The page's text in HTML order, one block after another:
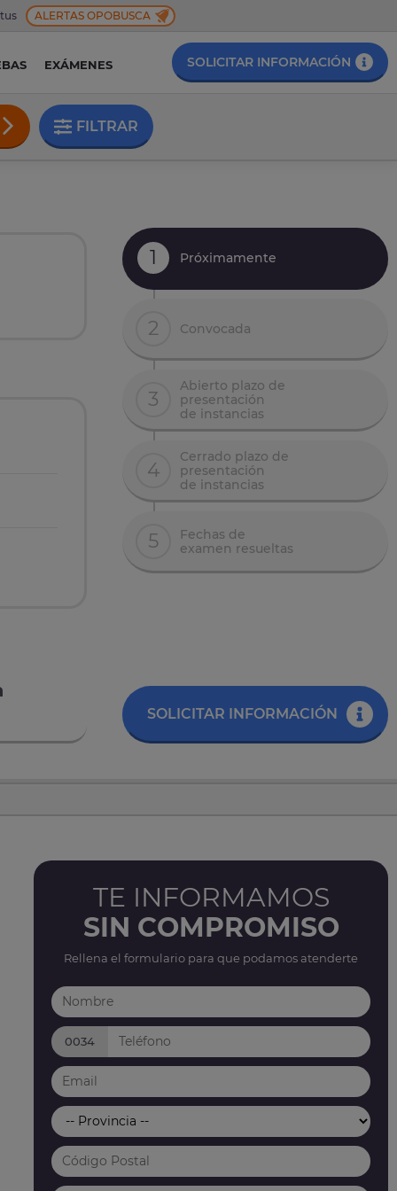
ALERTAS OPOBUSCA
EXÁMENES SOLICITAR INFORMACIÓN
FILTRAR
1 Próximamente
2 Convocada
3
Abierto plazo de
presentación
de instancias
4
Cerrado plazo de
presentación
de instancias
5
Fechas de
examen resueltas
SOLICITAR INFORMACIÓN
TE INFORMAMOS
SIN COMPROMISO
Rellena el formulario para que podamos atenderte
0034